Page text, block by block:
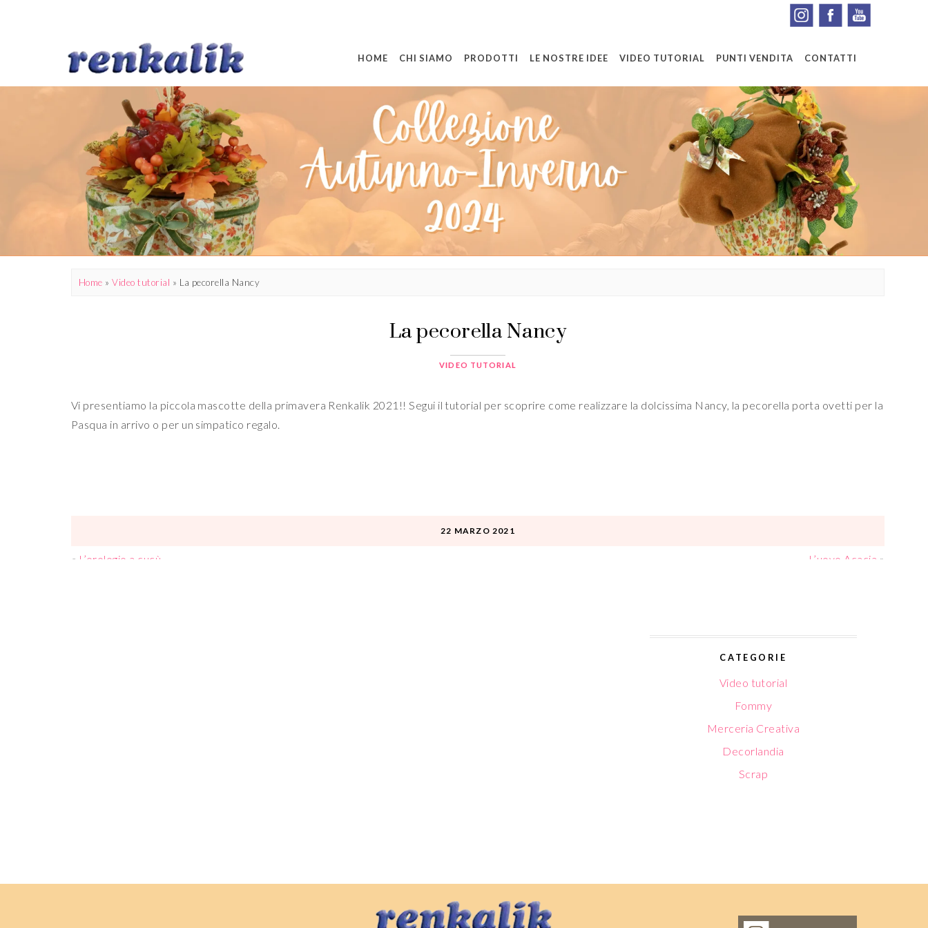
HOME CHI SIAMO PRODOTTI LE NOSTRE IDEE VIDEO TUTORIAL PUNTI VENDITA CONTATTI
Home »Video tutorial » La pecorella Nancy
La pecorella Nancy
VIDEO TUTORIAL
Vi presentiamo la piccola mascotte della primavera Renkalik 2021!! Segui il tutorial per scoprire come realizzare la dolcissima Nancy, la pecorella porta ovetti per la
Pasqua in arrivo o per un simpatico regalo.
22 MARZO 2021
« L’orologio a cucù L’uovo Acacia »
CATEGORIE
Video tutorial
Fommy
Merceria Creativa
Decorlandia
Scrap